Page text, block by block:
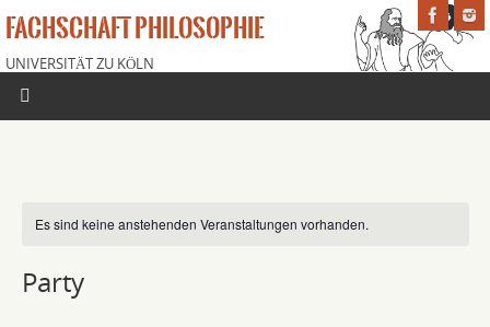
FACHSCHAFT PHILOSOPHIE
UNIVERSITÄT ZU KÖLN
Es sind keine anstehenden Veranstaltungen vorhanden.
Party